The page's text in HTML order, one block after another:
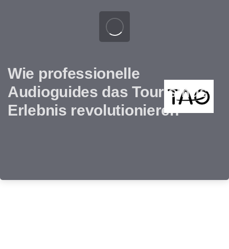
Wie professionelle
Audioguides das Tourismus-
Erlebnis revolutionieren